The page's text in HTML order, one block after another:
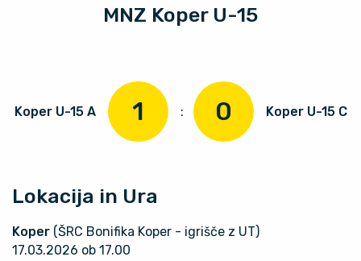
MNZ Koper U-15
Koper U-15 A 1 : 0 Koper U-15 C
Lokacija in Ura
Koper (ŠRC Bonifika Koper - igrišče z UT)
17.03.2026 ob 17.00